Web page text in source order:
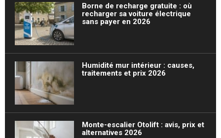
Borne de recharge gratuite : où
recharger sa voiture électrique
sans payer en 2026
Humidité mur intérieur : causes,
traitements et prix 2026
Monte-escalier Otolift : avis, prix et
alternatives 2026